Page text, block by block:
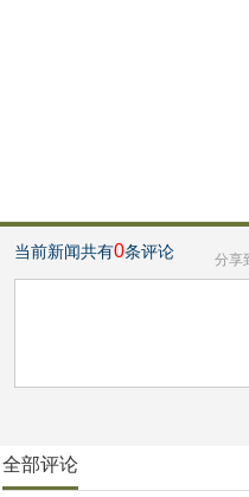
当前新闻共有0条评论 分享
全部评论